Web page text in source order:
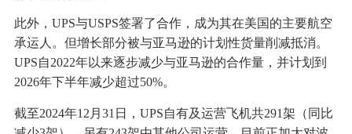
此外，UPS与USPS签署了合作，成为其在美国的主要航空
承运人。但增长部分被与亚马逊的计划性货量削减抵消。
UPS自2022年以来逐步减少与亚马逊的合作量，并计划到
2026年下半年减少超过50%。
截至2024年12月31日，UPS自有及运营飞机共291架（同比